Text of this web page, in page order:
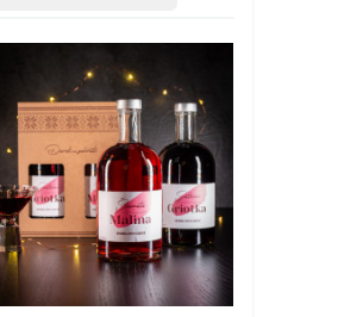
(1)